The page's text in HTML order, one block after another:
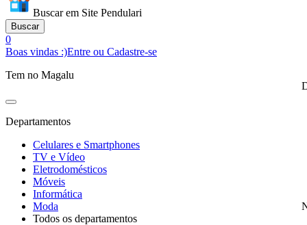
Buscar em Site Pendulari
Buscar
0
Boas vindas :)Entre ou Cadastre-se
Tem no Magalu
Departamentos
Celulares e Smartphones
TV e Vídeo
Eletrodomésticos
Móveis
Informática
Moda
Todos os departamentos